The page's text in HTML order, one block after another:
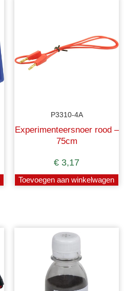
P3310-4A
Experimenteersnoer rood –
75cm
€ 3,17
Toevoegen aan winkelwagen